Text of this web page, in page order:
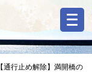
【通行止め解除】満開橋の